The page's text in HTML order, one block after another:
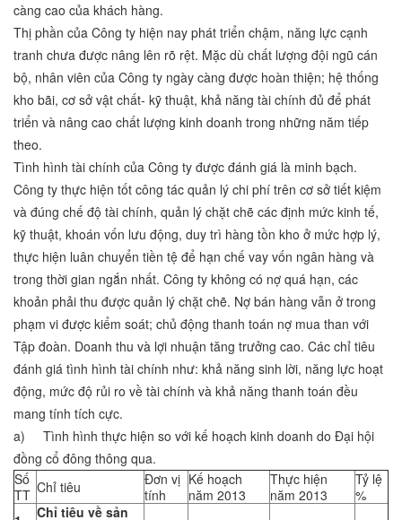
càng cao của khách hàng.
Thị phần của Công ty hiện nay phát triển chậm, năng lực cạnh
tranh chưa được nâng lên rõ rệt. Mặc dù chất lượng đội ngũ cán
bộ, nhân viên của Công ty ngày càng được hoàn thiện; hệ thống
kho bãi, cơ sở vật chất- kỹ thuật, khả năng tài chính đủ để phát
triển và nâng cao chất lượng kinh doanh trong những năm tiếp
theo.
Tình hình tài chính của Công ty được đánh giá là minh bạch.
Công ty thực hiện tốt công tác quản lý chi phí trên cơ sở tiết kiệm
và đúng chế độ tài chính, quản lý chặt chẽ các định mức kinh tế,
kỹ thuật, khoán vốn lưu động, duy trì hàng tồn kho ở mức hợp lý,
thực hiện luân chuyển tiền tệ để hạn chế vay vốn ngân hàng và
trong thời gian ngắn nhất. Công ty không có nợ quá hạn, các
khoản phải thu được quản lý chặt chẽ. Nợ bán hàng vẫn ở trong
phạm vi được kiểm soát; chủ động thanh toán nợ mua than với
Tập đoàn. Doanh thu và lợi nhuận tăng trưởng cao. Các chỉ tiêu
đánh giá tình hình tài chính như: khả năng sinh lời, năng lực hoạt
động, mức độ rủi ro về tài chính và khả năng thanh toán đều
mang tính tích cực.
a) Tình hình thực hiện so với kế hoạch kinh doanh do Đại hội
đồng cổ đông thông qua.
Số
TT Chỉ tiêu
Đơn vị
tính
Kế hoạch
năm 2013
Thực hiện
năm 2013
Tỷ lệ
%
Chỉ tiêu về sản